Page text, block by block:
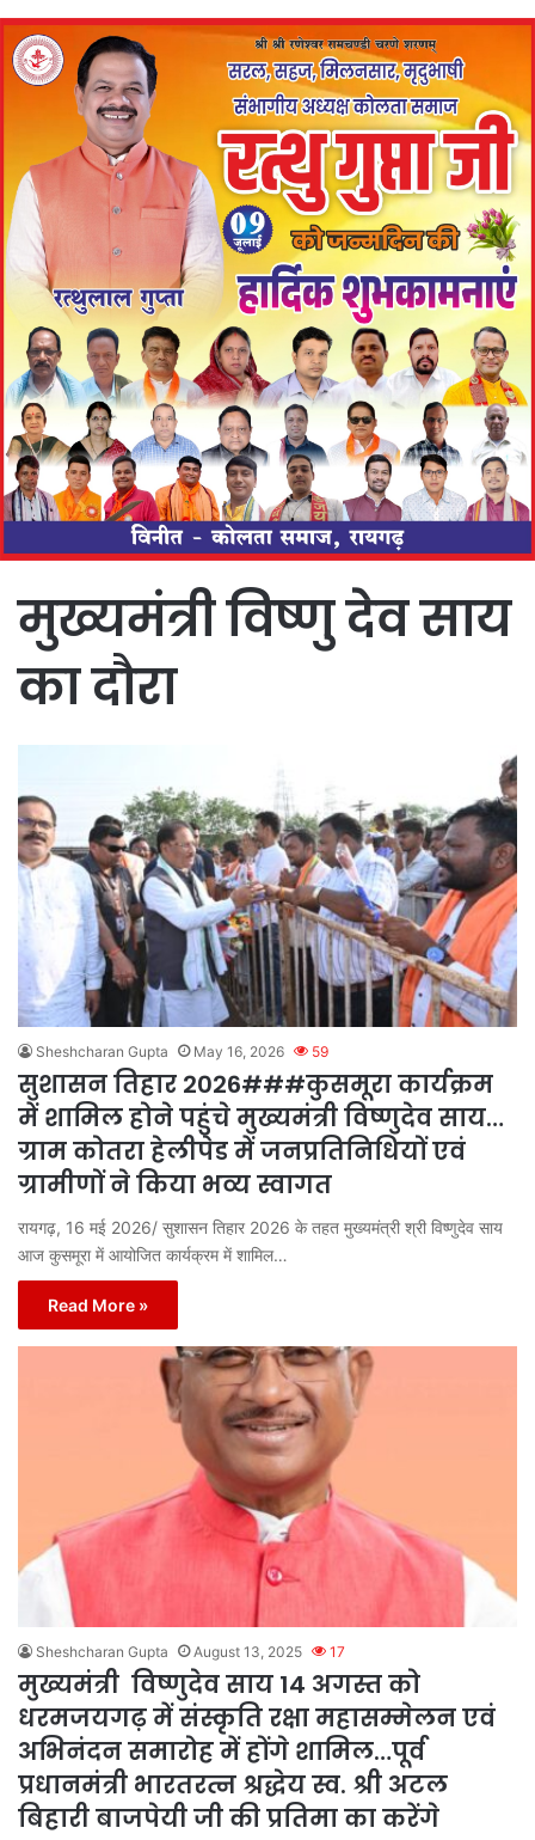
मुख्यमंत्री विष्णु देव साय
का दौरा
Sheshcharan Gupta May 16, 2026 59
सुशासन तिहार 2026###कुसमूरा कार्यक्रम
में शामिल होने पहुंचे मुख्यमंत्री विष्णुदेव साय…
ग्राम कोतरा हेलीपेड में जनप्रतिनिधियों एवं
ग्रामीणों ने किया भव्य स्वागत
रायगढ़, 16 मई 2026/ सुशासन तिहार 2026 के तहत मुख्यमंत्री श्री विष्णुदेव साय
आज कुसमूरा में आयोजित कार्यक्रम में शामिल…
Read More »
Sheshcharan Gupta August 13, 2025 17
मुख्यमंत्री विष्णुदेव साय 14 अगस्त को
धरमजयगढ़ में संस्कृति रक्षा महासम्मेलन एवं
अभिनंदन समारोह में होंगे शामिल…पूर्व
प्रधानमंत्री भारतरत्न श्रद्धेय स्व. श्री अटल
बिहारी बाजपेयी जी की प्रतिमा का करेंगे